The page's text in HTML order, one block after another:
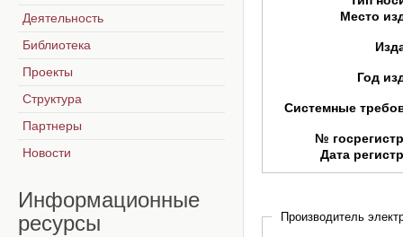
Место
Год
Системные
№
Дата
Производитель
Деятельность
Библиотека
Проекты
Структура
Партнеры
Новости
Информационные
ресурсы